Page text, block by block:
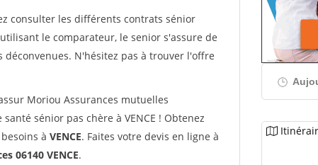
consulter les différents contrats sénior
le comparateur, le senior s'assure de
déconvenues. N'hésitez pas à trouver l'offre
Moriou Assurances mutuelles
sénior pas chère à VENCE ! Obtenez
à VENCE. Faites votre devis en ligne à
06140 VENCE.